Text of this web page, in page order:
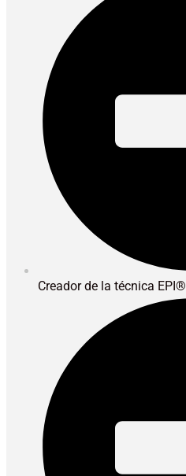
Creador de la técnica EPI®